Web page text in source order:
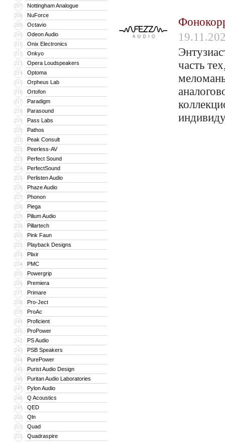
207 Nottingham Analogue
208 NuForce
209 Octavio
210 Odeon Audio
211 Onix Electronics
212 Onkyo
213 Opera Loudspeakers
214 Optoma
215 Orpheus Lab
216 Ortofon
217 Paradigm
218 Parasound
219 Pass Labs
220 Pathos
221 Peak Consult
222 Peerless-AV
223 Perfect Sound
224 PerfectSound
225 Perlisten Audio
226 Phaze Audio
227 Phonon
228 Piega
229 Pilium Audio
230 Pillartech
231 Pink Faun
232 Playback Designs
233 Plixir
234 PMC
235 Powergrip
236 Premiera
237 Primare
238 Pro-Ject
239 ProAc
240 Proficient
241 ProPower
242 PS Audio
243 PSB Speakers
244 PurePower
245 Purist Audio Design
246 Puritan Audio Laboratories
247 Pylon Audio
248 Q Acoustics
249 QED
250 Qln
251 Quad
252 Quadraspire
часть